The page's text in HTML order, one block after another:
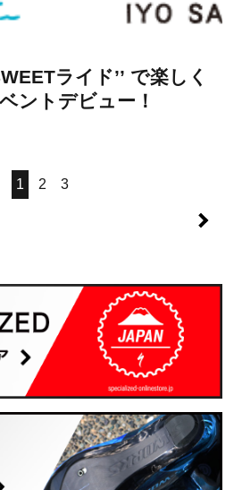
ライド’’ で楽しく
ントデビュー！
1 2 3